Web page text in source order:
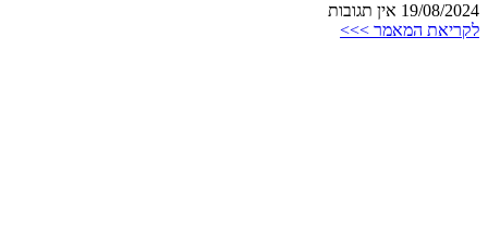
19/08/2024 אין תגובות
לקריאת המאמר >>>